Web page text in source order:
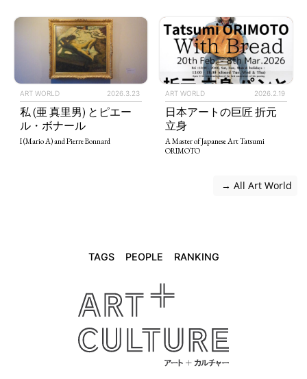
ART WORLD 2026.3.23
私 (亜 真里男) とピエー
ル・ボナール
I (Mario A) and Pierre Bonnard
ART WORLD 2026.2.19
日本アートの巨匠 折元
立身
A Master of Japanese Art Tatsumi
ORIMOTO
→ All Art World
TAGS PEOPLE RANKING